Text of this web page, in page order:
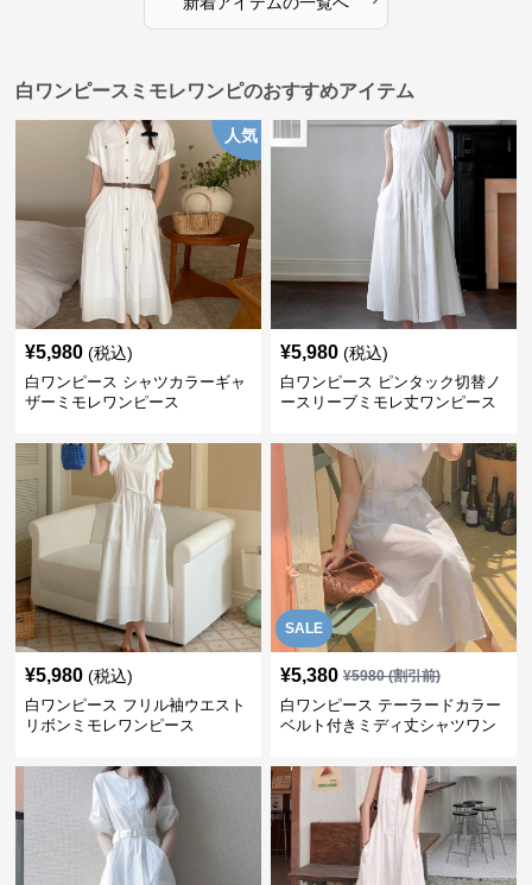
白ワンピースミモレワンピのおすすめアイテム
人気
¥5,980 (税込)
白ワンピース シャツカラーギャ
ザーミモレワンピース
¥5,980 (税込)
白ワンピース ピンタック切替ノ
ースリーブミモレ丈ワンピース
¥5,980 (税込)
白ワンピース フリル袖ウエスト
リボンミモレワンピース
SALE
¥5,380 ¥5980(割引前)
白ワンピース テーラードカラー
ベルト付きミディ丈シャツワン